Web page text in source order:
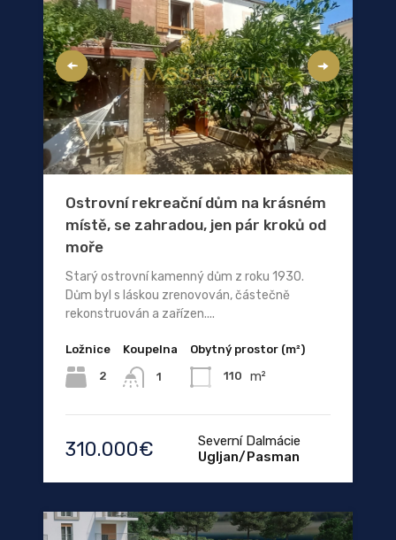
Ostrovní rekreační dům na krásném
místě, se zahradou, jen pár kroků od
moře
Starý ostrovní kamenný dům z roku 1930.
Dům byl s láskou zrenovován, částečně
rekonstruován a zařízen....
Ložnice
2
Koupelna
1
Obytný prostor (m²)
110 m²
310.000€
Severní Dalmácie
Ugljan/Pasman